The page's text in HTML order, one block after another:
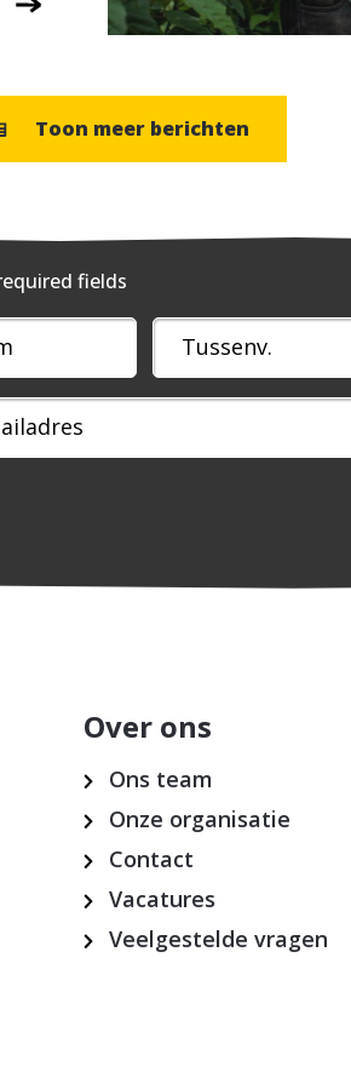
Toon meer berichten
fields
Over ons
Ons team
Onze organisatie
Contact
Vacatures
Veelgestelde vragen